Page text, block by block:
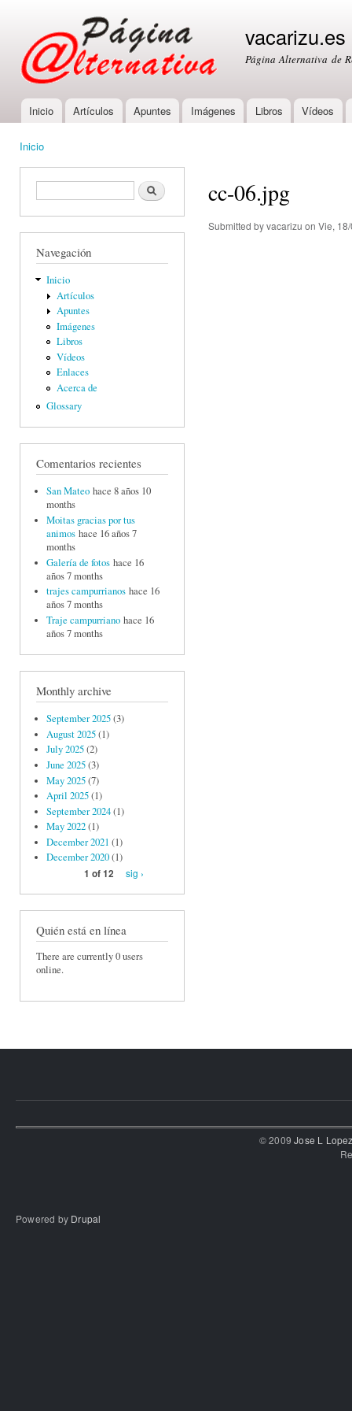
vacarizu.es
Página Alternativa de
Main menu
Inicio Artículos Apuntes Imágenes Libros Vídeos
Inicio
Formulario de búsquedaBuscar
Navegación
Inicio
Artículos
Apuntes
Imágenes
Libros
Vídeos
Enlaces
Acerca de
Glossary
Comentarios recientes
San Mateo hace 8 años 10
months
Moitas gracias por tus
animos hace 16 años 7
months
Galería de fotos hace 16
años 7 months
trajes campurrianos hace 16
años 7 months
Traje campurriano hace 16
años 7 months
Monthly archive
September 2025(3)
August 2025(1)
July 2025(2)
June 2025(3)
May 2025(7)
April 2025(1)
September 2024(1)
May 2022(1)
December 2021 (1)
December 2020(1)
1 of 12
sig ›
Quién está en línea
There are currently 0 users
online.
cc-06.jpg
Submitted byvacarizu on Vie,
© 2009Jose L
Powered by Drupal